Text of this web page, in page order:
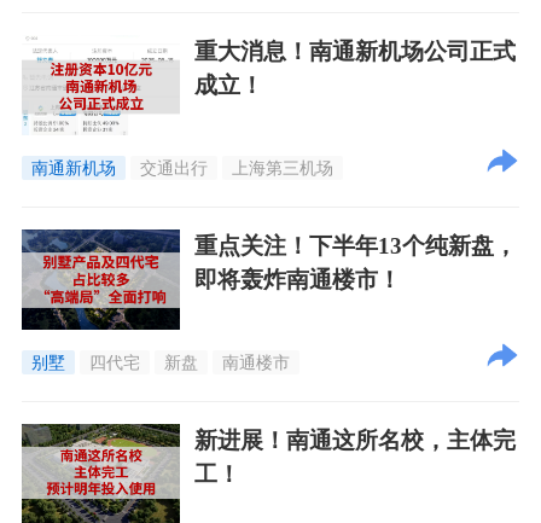
重大消息！南通新机场公司正式
成立！
南通新机场 交通出行 上海第三机场
重点关注！下半年13个纯新盘，
即将轰炸南通楼市！
别墅 四代宅 新盘 南通楼市
新进展！南通这所名校，主体完
工！